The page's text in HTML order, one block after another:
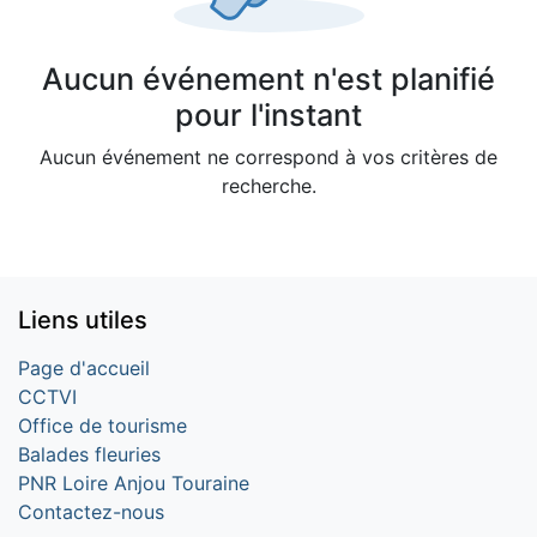
Aucun événement n'est planifié
pour l'instant
Aucun événement ne correspond à vos critères de
recherche.
Liens utiles
Page d'accueil
CCTVI
Office de tourisme
Balades fleuries
PNR Loire Anjou Touraine
Contactez-nous